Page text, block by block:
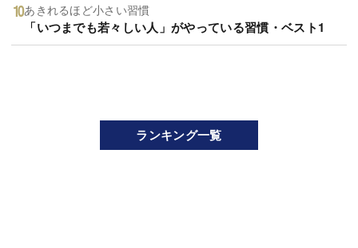
あきれるほど小さい習慣
「いつまでも若々しい人」がやっている習慣・ベスト1
ランキング一覧